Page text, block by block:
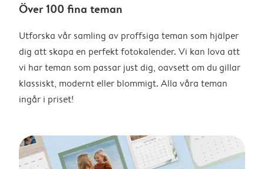
Över 100 fina teman
Utforska vår samling av proffsiga teman som hjälper
dig att skapa en perfekt fotokalender. Vi kan lova att
vi har teman som passar just dig, oavsett om du gillar
klassiskt, modernt eller blommigt. Alla våra teman
ingår i priset!